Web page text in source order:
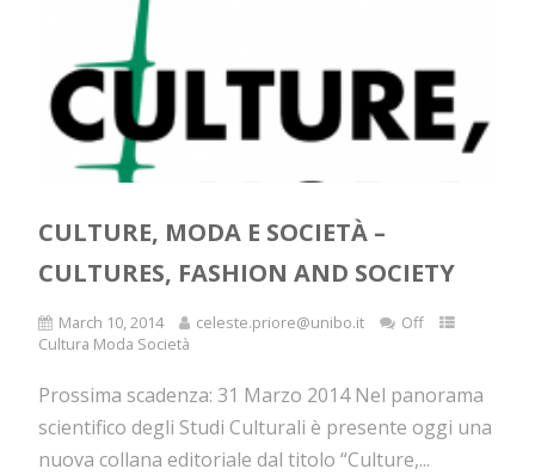
CULTURE, MODA E SOCIETÀ –
CULTURES, FASHION AND SOCIETY
March 10, 2014 celeste.priore@unibo.it
Off
Cultura Moda Società
Prossima scadenza: 31 Marzo 2014 Nel panorama
scientifico degli Studi Culturali è presente oggi una
nuova collana editoriale dal titolo “Culture,...